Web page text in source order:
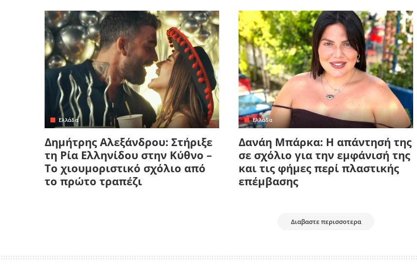
Ελλάδα
Δημήτρης Αλεξάνδρου: Στήριξε
τη Ρία Ελληνίδου στην Κύθνο –
Το χιουμοριστικό σχόλιο από
το πρώτο τραπέζι
Ελλάδα
Δανάη Μπάρκα: Η απάντησή της
σε σχόλιο για την εμφάνισή της
και τις φήμες περί πλαστικής
επέμβασης
Διαβαστε περισσοτερα